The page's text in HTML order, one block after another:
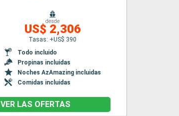
desde
US$ 2,306
Tasas: +US$ 390
Todo incluido
Propinas incluidas
Noches AzAmazing incluidas
Comidas incluidas
VER LAS OFERTAS